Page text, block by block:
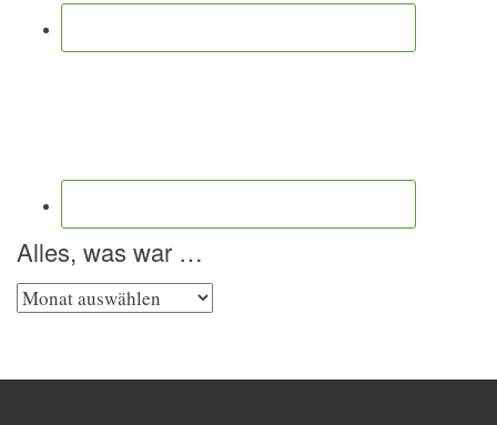
Alles, was war …
Alles,